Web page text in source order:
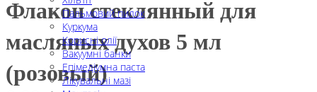
Пальмовий пилок
Куркума
Корисні олії
Вакуумні банки
Епімедіумна паста
Лікувальні мазі
Флакон стеклянный для
масляных духов 5 мл
(розовый)